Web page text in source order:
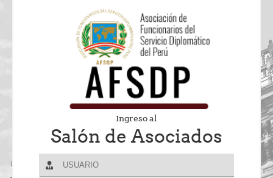
Ingreso al
Salón de Asociados